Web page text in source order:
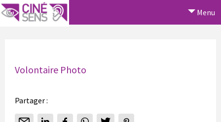
Menu
Volontaire Photo
Partager :